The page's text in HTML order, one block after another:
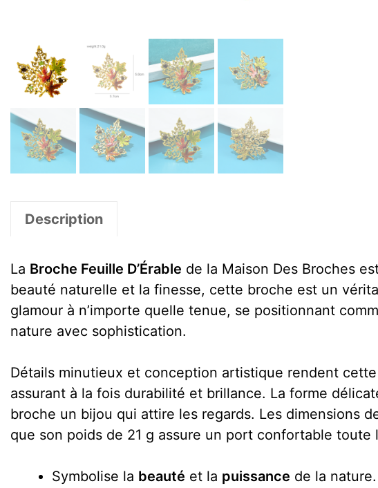
Description
La Broche Feuille D’Érable de la Maison Des Broches
beauté naturelle et la finesse, cette broche est un
glamour à n’importe quelle tenue, se positionnant
nature avec sophistication.
Détails minutieux et conception artistique rendent
assurant à la fois durabilité et brillance. La forme
broche un bijou qui attire les regards. Les dimensions
que son poids de 21 g assure un port confortable toute
Symbolise la beauté et la puissance de la nature.